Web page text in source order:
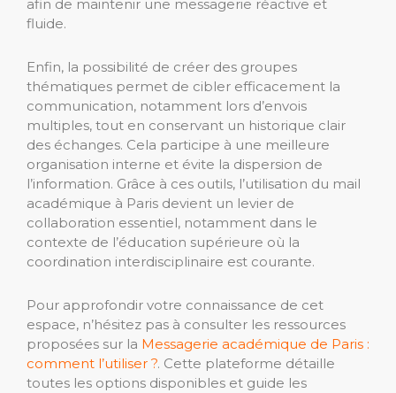
afin de maintenir une messagerie réactive et
fluide.
Enfin, la possibilité de créer des groupes
thématiques permet de cibler efficacement la
communication, notamment lors d’envois
multiples, tout en conservant un historique clair
des échanges. Cela participe à une meilleure
organisation interne et évite la dispersion de
l’information. Grâce à ces outils, l’utilisation du mail
académique à Paris devient un levier de
collaboration essentiel, notamment dans le
contexte de l’éducation supérieure où la
coordination interdisciplinaire est courante.
Pour approfondir votre connaissance de cet
espace, n’hésitez pas à consulter les ressources
proposées sur la Messagerie académique de Paris :
comment l’utiliser ?. Cette plateforme détaille
toutes les options disponibles et guide les